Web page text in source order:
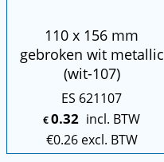
110 x 156 mm
gebroken wit metallic
(wit-107)
ES 621107
€0.32 incl. BTW
€0.26 excl. BTW